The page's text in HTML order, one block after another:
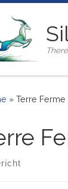
» Terre Ferme